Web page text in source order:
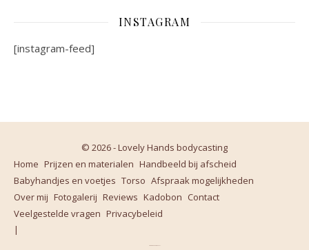
INSTAGRAM
[instagram-feed]
© 2026 - Lovely Hands bodycasting
Home Prijzen en materialen Handbeeld bij afscheid
Babyhandjes en voetjes Torso Afspraak mogelijkheden
Over mij Fotogalerij Reviews Kadobon Contact
Veelgestelde vragen Privacybeleid